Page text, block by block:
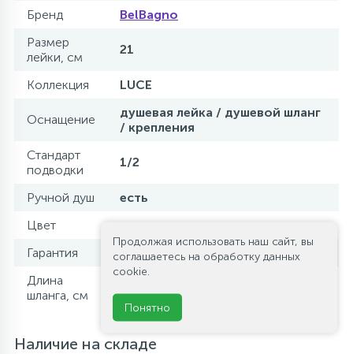
Бренд
BelBagno
Размер
лейки, см
21
Коллекция LUCE
Оснащение
душевая лейка / душевой шланг
/ крепления
Стандарт
подводки
1/2
Ручной душ
есть
Цвет
Гарантия
1 год
Длина
шланга, см
Наличие на складе
Продолжая использовать наш сайт, вы
соглашаетесь на обработку данных
cookie.
Понятно